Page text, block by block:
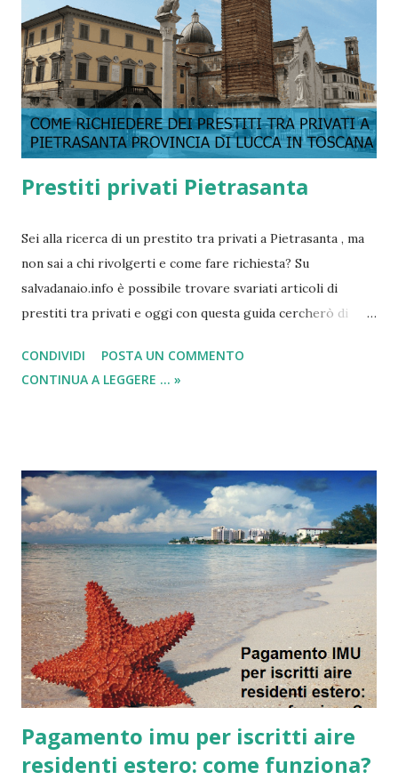
perché in pochi accettano una quantità elevata di monete
tutte in una sola volta e quindi anche se ci prefissiamo
l’obbiettivo di riempire il salvadanaio, poi una volta
completato ci risulterà difficile spenderli. Quindi, ecco
perché oggi in questa ...
Prestiti privati Pietrasanta
Sei alla ricerca di un prestito tra privati a Pietrasanta , ma
non sai a chi rivolgerti e come fare richiesta? Su
salvadanaio.info è possibile trovare svariati articoli di
prestiti tra privati e oggi con questa guida cercherò di
ricevere dei prestiti a Pietrasanta tra privati . Dopo le varie
ricerche effettuate ho deciso di indicare l’unica compagnia
leggere la guida: “ Opinioni Smartika, conviene? ”) come
ben sappiamo è nota per lo svolgimento di erogazione di
prestiti , in quanto consente ai privati di autogestirsi in
modo autonomo senza problemi.
CONDIVIDI
POSTA UN COMMENTO
CONTINUA A LEGGERE ... »
Pagamento imu per iscritti aire
residenti estero: come funziona?